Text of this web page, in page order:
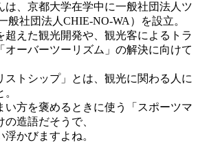
は、京都大学在学中に一般社団法人ツ
般社団法人CHIE-NO-WA）を設立。
超えた観光開発や、観光客によるトラ
オーバーツーリズム」の解決に向けて
ストシップ」とは、観光に関わる人に
い方を褒めるときに使う「スポーツマ
造語だそうで、
かびますよね。